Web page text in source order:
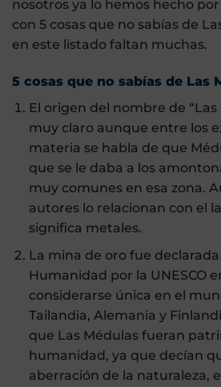
nosotros ya lo hemos hecho
con 5 cosas que no sabías de
en este listado faltan muchas.
5 cosas que no sabías de Las
El origen del nombre de “Las
muy claro aunque entre los
materia se habla de que
que se le daba a los
muy comunes en esa zona.
autores lo relacionan con el
significa metales.
La mina de oro fue
Humanidad por la UNESCO
considerarse única en el
Tailandia, Alemania y
que Las Médulas fueran
humanidad, ya que decían
aberración de la naturaleza,